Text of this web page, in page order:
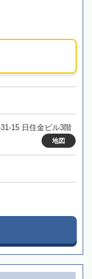
15 日住金ビル3階
地図